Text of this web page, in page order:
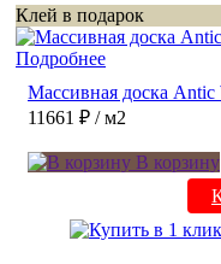
Клей в подарок
Подробнее
Массивная доска
11661 ₽ / м2
В корзину